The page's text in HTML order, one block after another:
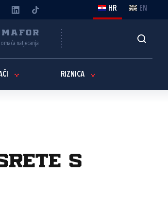
HR EN
natjecanja
RIZNICA
s